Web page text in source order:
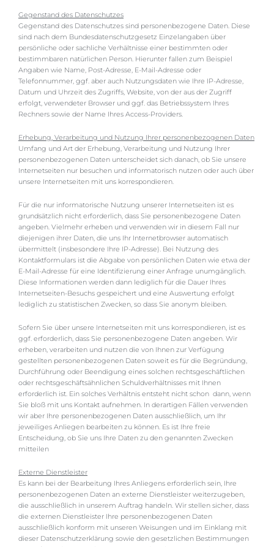
Gegenstand des Datenschutzes
Gegenstand des Datenschutzes sind personenbezogene Daten. Diese
sind nach dem Bundesdatenschutzgesetz Einzelangaben über
persönliche oder sachliche Verhältnisse einer bestimmten oder
bestimmbaren natürlichen Person. Hierunter fallen zum Beispiel
Angaben wie Name, Post-Adresse, E-Mail-Adresse oder
Telefonnummer, ggf. aber auch Nutzungsdaten wie Ihre IP-Adresse,
Datum und Uhrzeit des Zugriffs, Website, von der aus der Zugriff
erfolgt, verwendeter Browser und ggf. das Betriebssystem Ihres
Rechners sowie der Name Ihres Access-Providers.
Erhebung, Verarbeitung und Nutzung Ihrer personenbezogenen Daten
Umfang und Art der Erhebung, Verarbeitung und Nutzung Ihrer
personenbezogenen Daten unterscheidet sich danach, ob Sie unsere
Internetseiten nur besuchen und informatorisch nutzen oder auch über
unsere Internetseiten mit uns korrespondieren.
Für die nur informatorische Nutzung unserer Internetseiten ist es
grundsätzlich nicht erforderlich, dass Sie personenbezogene Daten
angeben. Vielmehr erheben und verwenden wir in diesem Fall nur
diejenigen ihrer Daten, die uns Ihr Internetbrowser automatisch
übermittelt (insbesondere Ihre IP-Adresse). Bei Nutzung des
Kontaktformulars ist die Abgabe von persönlichen Daten wie etwa der
E-Mail-Adresse für eine Identifizierung einer Anfrage unumgänglich.
Diese Informationen werden dann lediglich für die Dauer Ihres
Internetseiten-Besuchs gespeichert und eine Auswertung erfolgt
lediglich zu statistischen Zwecken, so dass Sie anonym bleiben.
Sofern Sie über unsere Internetseiten mit uns korrespondieren, ist es
ggf. erforderlich, dass Sie personenbezogene Daten angeben. Wir
erheben, verarbeiten und nutzen die von Ihnen zur Verfügung
gestellten personenbezogenen Daten soweit es für die Begründung,
Durchführung oder Beendigung eines solchen rechtsgeschäftlichen
oder rechtsgeschäftsähnlichen Schuldverhältnisses mit Ihnen
erforderlich ist. Ein solches Verhältnis entsteht nicht schon dann, wenn
Sie bloß mit uns Kontakt aufnehmen. In derartigen Fällen verwenden
wir aber Ihre personenbezogenen Daten ausschließlich, um Ihr
jeweiliges Anliegen bearbeiten zu können. Es ist Ihre freie
Entscheidung, ob Sie uns Ihre Daten zu den genannten Zwecken
mitteilen
Externe Dienstleister
Es kann bei der Bearbeitung Ihres Anliegens erforderlich sein, Ihre
personenbezogenen Daten an externe Dienstleister weiterzugeben,
die ausschließlich in unserem Auftrag handeln. Wir stellen sicher, dass
die externen Dienstleister Ihre personenbezogenen Daten
ausschließlich konform mit unseren Weisungen und im Einklang mit
dieser Datenschutzerklärung sowie den gesetzlichen Bestimmungen